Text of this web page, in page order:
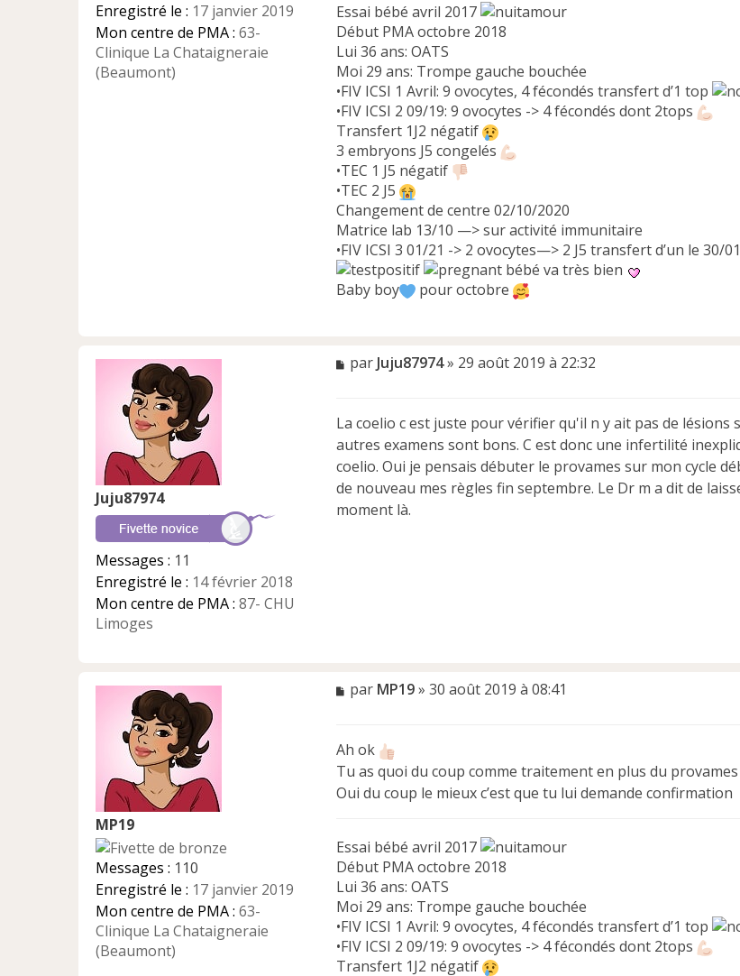
Enregistré le : 17 janvier 2019
Mon centre de PMA : 63-
Clinique La Chataigneraie
(Beaumont)
Essai bébé avril 2017
Début PMA octobre 2018
Lui 36 ans: OATS
Moi 29 ans: Trompe gauche bouchée
•FIV ICSI 1 Avril: 9 ovocytes, 4 fécondés transfert d’1 top
•FIV ICSI 2 09/19: 9 ovocytes -> 4 fécondés dont 2tops
Transfert 1J2 négatif
3 embryons J5 congelés
•TEC 1 J5 négatif
•TEC 2 J5
Changement de centre 02/10/2020
Matrice lab 13/10 —> sur activité immunitaire
•FIV ICSI 3 01/21 -> 2 ovocytes—> 2 J5 transfert d’un le 30/01
bébé va très bien
Baby boy
pour octobre
Juju87974
Messages : 11
Enregistré le : 14 février 2018
Mon centre de PMA : 87- CHU
Limoges
M
a
g
e
n
o
n
par Juju87974» 29 août 2019 à 22:32
La coelio c est juste pour vérifier qu'il n y ait pas de
autres examens sont bons. C est donc une infertilité
coelio. Oui je pensais débuter le provames sur mon cycle
de nouveau mes règles fin septembre. Le Dr m a dit de
moment là.
MP19
Messages : 110
Enregistré le : 17 janvier 2019
Mon centre de PMA : 63-
Clinique La Chataigneraie
(Beaumont)
M
s
a
g
e
n
l
u
par MP19» 30 août 2019 à 08:41
Ah ok
Tu as quoi du coup comme traitement en plus du provames
Oui du coup le mieux c’est que tu lui demande confirmation
Essai bébé avril 2017
Début PMA octobre 2018
Lui 36 ans: OATS
Moi 29 ans: Trompe gauche bouchée
•FIV ICSI 1 Avril: 9 ovocytes, 4 fécondés transfert d’1 top
•FIV ICSI 2 09/19: 9 ovocytes -> 4 fécondés dont 2tops
Transfert 1J2 négatif